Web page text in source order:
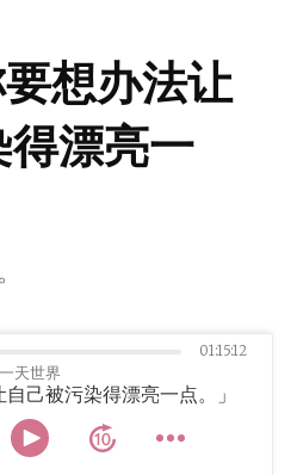
想办法让
得漂亮一
一天世界
己被污染得漂亮一点。」
01:15:12